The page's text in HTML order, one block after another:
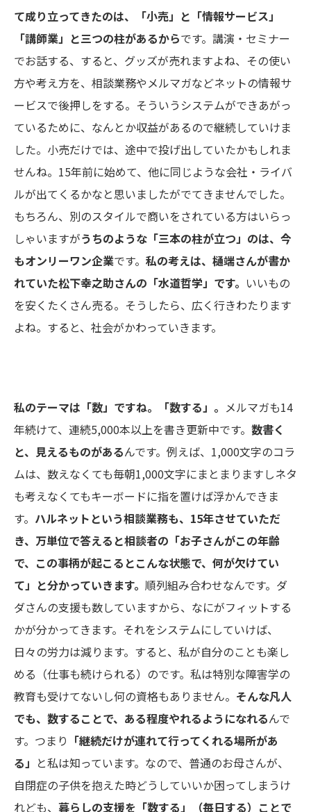
て成り立ってきたのは、
「小売」と「情報サービス」
「講師業」と三つの柱があるからです。講演・セミナー
でお話する、すると、グッズが売れますよね、その使い
方や考え方を、相談業務やメルマガなどネットの情報サ
ービスで後押しをする。そういうシステムができあがっ
ているために、なんとか収益があるので継続していけま
した。小売だけでは、途中で投げ出していたかもしれま
せんね。15年前に始めて、他に同じような会社・ライバ
ルが出てくるかなと思いましたがでてきませんでした。
もちろん、別のスタイルで商いをされている方はいらっ
しゃいますがうちのような「三本の柱が立つ」のは、今
もオンリーワン企業です。 私の考えは、 樋端さんが書か
れていた松下幸之助さんの「水道哲学」です。 いいもの
を安くたくさん売る。そうしたら、広く行きわたります
よね。すると、社会がかわっていきます。
私のテーマは「数」ですね。 「数する」。 メルマガも14
年続けて、連続5,000本以上を書き更新中です。 数書く
と、見えるものがあるんです。例えば、1,000文字のコラ
ムは、数えなくても毎朝1,000文字にまとまりますしネタ
も考えなくてもキーボードに指を置けば浮かんできま
す。 ハルネット という相談業務も、15年させていただ
き、万単位で答えると相談者の「お子さんがこの年齢
で、この事柄が起こるとこんな状態で、何が欠けてい
て」と分かっていきます。 順列組み合わせなんです。ダ
ダさんの支援も数していますから、なにがフィットする
かが分かってきます。それをシステムにしていけば、
日々の労力は減ります。すると、私が自分のことも楽し
める（仕事も続けられる）のです。私は特別な障害学の
教育も受けてないし何の資格もありません。 そんな凡人
でも、数することで、ある程度やれるようになれるんで
す。つまり 「継続だけが連れて行ってくれる場所があ
る」 と私は知っています。なので、普通のお母さんが、
自閉症の子供を抱えた時どうしていいか困ってしまうけ
れども、 暮らしの支援を「数する」（毎日する）ことで